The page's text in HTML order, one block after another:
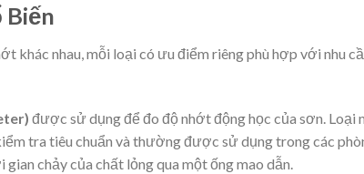
Biến
khác nhau, mỗi loại có ưu điểm riêng phù hợp với nhu
được sử dụng để đo độ nhớt động học của sơn. Loại
tra tiêu chuẩn và thường được sử dụng trong các
chảy của chất lỏng qua một ống mao dẫn.